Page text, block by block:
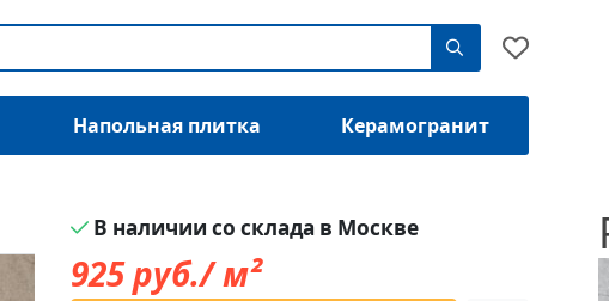
Напольная плитка Керамогранит
В наличии со склада в Москве
925руб./ м²